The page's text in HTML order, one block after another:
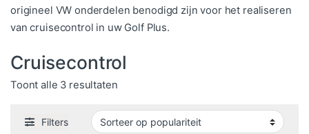
origineel VW onderdelen benodigd zijn voor het realiseren
van cruisecontrol in uw Golf Plus.
Cruisecontrol
Toont alle 3 resultatenGesorteerd op populariteit
Filters